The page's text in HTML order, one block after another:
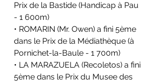
Prix de la Bastide (Handicap à Pau
- 1 600m)
• ROMARIN (Mr. Owen) a fini 5ème
dans le Prix de la Médiathèque (à
Pornichet-la-Baule - 1 700m)
• LA MARAZUELA (Recoletos) a fini
5ème dans le Prix du Musee des